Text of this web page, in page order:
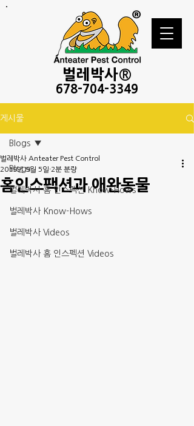
벌레 박사®
678-704-3349
게시물
Blogs
벌레박사 홈 인스펙션 Know-Hows
벌레박사 Know-Hows
벌레박사 Videos
벌레박사 홈 인스펙션 Videos
Blogs
홈인스팩션과 애완동물
벌레박사 Anteater Pest Control
2019년 9월 5일 2분 분량